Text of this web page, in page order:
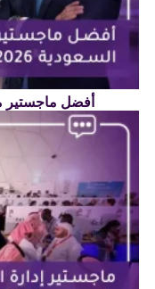
أفضل ماجستير